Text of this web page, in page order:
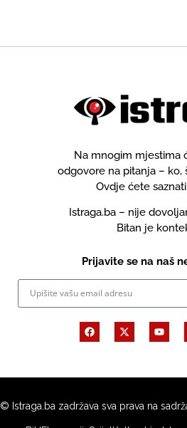
Na mnogim mjestima
odgovore na pitanja – ko,
Ovdje ćete
Istraga.ba – nije
Bitan je
Prijavite se na naš
© Istraga.ba zadržava sva prava na